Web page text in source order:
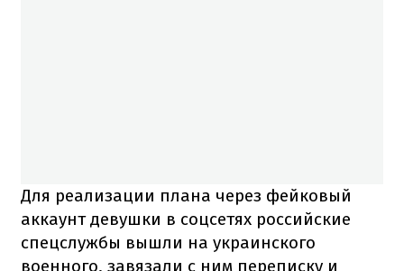
Для реализации плана через фейковый
аккаунт девушки в соцсетях российские
спецслужбы вышли на украинского
военного, завязали с ним переписку и